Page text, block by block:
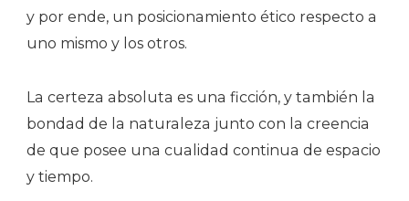
y por ende, un posicionamiento ético respecto a
uno mismo y los otros.
La certeza absoluta es una ficción, y también la
bondad de la naturaleza junto con la creencia
de que posee una cualidad continua de espacio
y tiempo.